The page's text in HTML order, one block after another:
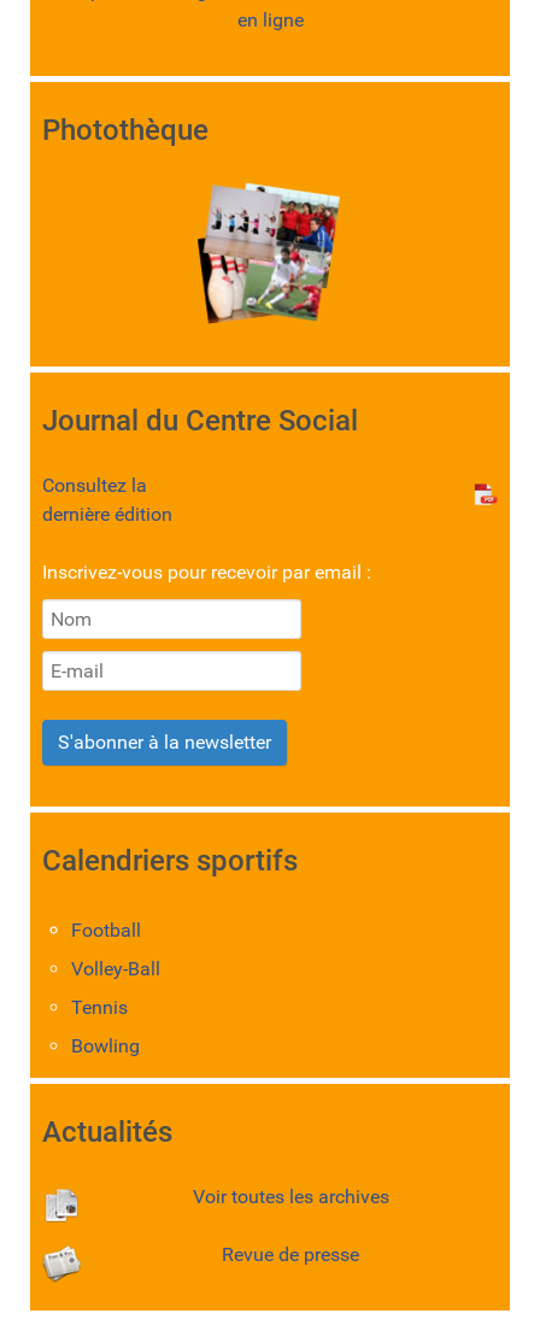
en ligne
Photothèque
Journal du Centre Social
Consultez la
dernière édition
Inscrivez-vous pour recevoir par email :
S'abonner à la newsletter
Calendriers sportifs
Football
Volley-Ball
Tennis
Bowling
Actualités
Voir toutes les archives
Revue de presse